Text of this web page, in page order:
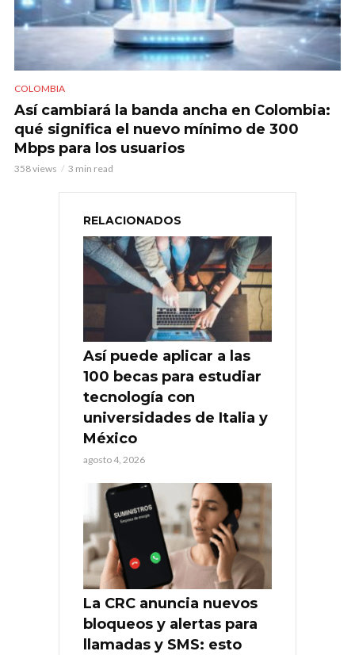
COLOMBIA
Así cambiará la banda ancha en Colombia:
qué significa el nuevo mínimo de 300
Mbps para los usuarios
358 views 3 min read
RELACIONADOS
Así puede aplicar a las
100 becas para estudiar
tecnología con
universidades de Italia y
México
agosto 4, 2026
La CRC anuncia nuevos
bloqueos y alertas para
llamadas y SMS: esto